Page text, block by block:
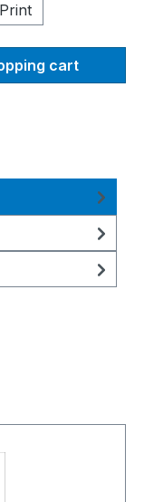
Print
desired
cart